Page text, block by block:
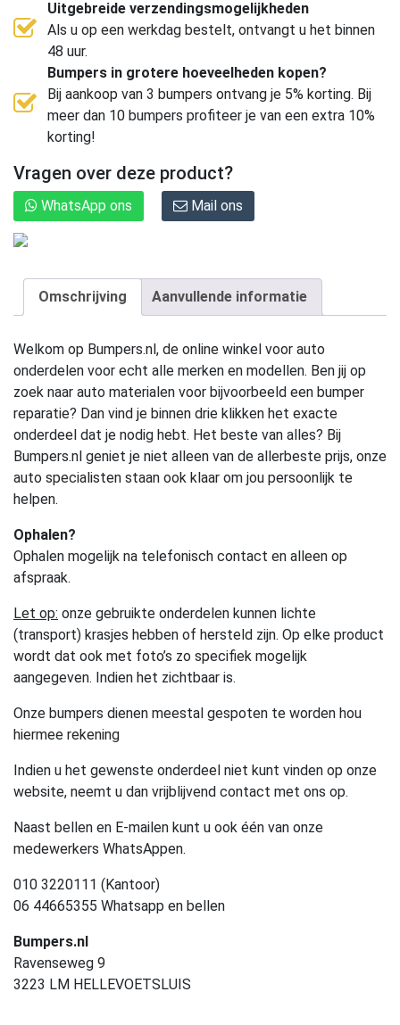
Uitgebreide verzendingsmogelijkheden
Als u op een werkdag bestelt, ontvangt u het binnen
48 uur.
Bumpers in grotere hoeveelheden kopen?
Bij aankoop van 3 bumpers ontvang je 5% korting. Bij
meer dan 10 bumpers profiteer je van een extra 10%
korting!
Vragen over deze product?
WhatsApp ons Mail ons
Omschrijving Aanvullende informatie
Welkom op Bumpers.nl, de online winkel voor auto
onderdelen voor echt alle merken en modellen. Ben jij op
zoek naar auto materialen voor bijvoorbeeld een bumper
reparatie? Dan vind je binnen drie klikken het exacte
onderdeel dat je nodig hebt. Het beste van alles? Bij
Bumpers.nl geniet je niet alleen van de allerbeste prijs, onze
auto specialisten staan ook klaar om jou persoonlijk te
helpen.
Ophalen?
Ophalen mogelijk na telefonisch contact en alleen op
afspraak.
Let op: onze gebruikte onderdelen kunnen lichte
(transport) krasjes hebben of hersteld zijn. Op elke product
wordt dat ook met foto’s zo specifiek mogelijk
aangegeven. Indien het zichtbaar is.
Onze bumpers dienen meestal gespoten te worden hou
hiermee rekening
Indien u het gewenste onderdeel niet kunt vinden op onze
website, neemt u dan vrijblijvend contact met ons op.
Naast bellen en E-mailen kunt u ook één van onze
medewerkers WhatsAppen.
010 3220111 (Kantoor)
06 44665355 Whatsapp en bellen
Bumpers.nl
Ravenseweg 9
3223 LM HELLEVOETSLUIS